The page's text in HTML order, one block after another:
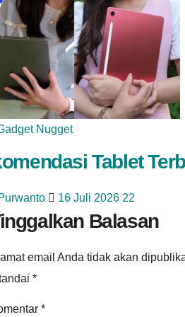
Nugget
Tablet
16 Juli 2026 22
Balasan
email Anda tidak akan
*
*